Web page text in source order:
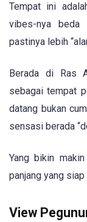
Tempat ini
vibes-nya beda
pastinya lebih
Berada di Ras
sebagai tempat
datang bukan
sensasi berada
Yang bikin
panjang yang
View